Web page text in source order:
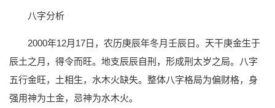
八字分析
2000年12月17日，农历庚辰年冬月壬辰日。天干庚金生于
辰土之月，得令而旺。地支辰辰自刑，形成刑太岁之局。八字
五行金旺，土相生，水木火缺失。整体八字格局为偏财格，身
强用神为土金，忌神为水木火。